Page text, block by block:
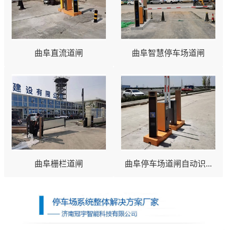
曲阜直流道闸 曲阜智慧停车场道闸
曲阜栅栏道闸 曲阜停车场道闸自动识...